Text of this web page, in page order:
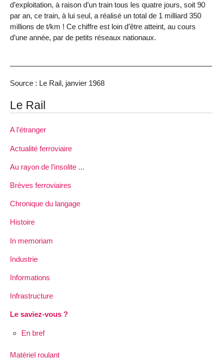
d’exploitation, à raison d’un train tous les quatre jours, soit 90
par an, ce train, à lui seul, a réalisé un total de 1 milliard 350
millions de t/km ! Ce chiffre est loin d’être atteint, au cours
d’une année, par de petits réseaux nationaux.
Source : Le Rail, janvier 1968
Le Rail
A l’étranger
Actualité ferroviaire
Au rayon de l’insolite ...
Brèves ferroviaires
Chronique du langage
Histoire
In memoriam
Industrie
Informations
Infrastructure
Le saviez-vous ?
En bref
Matériel roulant